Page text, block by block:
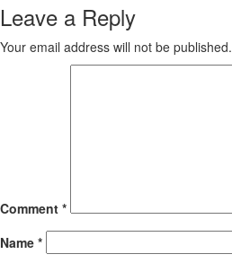
Leave a Reply
Your email address will not be published.
Comment *
Name *